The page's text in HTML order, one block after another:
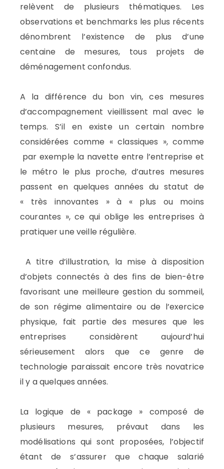
relèvent de plusieurs thématiques. Les
observations et benchmarks les plus récents
dénombrent l’existence de plus d’une
centaine de mesures, tous projets de
déménagement confondus.
A la différence du bon vin, ces mesures
d’accompagnement vieillissent mal avec le
temps. S’il en existe un certain nombre
considérées comme « classiques », comme
par exemple la navette entre l’entreprise et
le métro le plus proche, d’autres mesures
passent en quelques années du statut de
« très innovantes » à « plus ou moins
courantes », ce qui oblige les entreprises à
pratiquer une veille régulière.
A titre d’illustration, la mise à disposition
d’objets connectés à des fins de bien-être
favorisant une meilleure gestion du sommeil,
de son régime alimentaire ou de l’exercice
physique, fait partie des mesures que les
entreprises considèrent aujourd’hui
sérieusement alors que ce genre de
technologie paraissait encore très novatrice
il y a quelques années.
La logique de « package » composé de
plusieurs mesures, prévaut dans les
modélisations qui sont proposées, l’objectif
étant de s’assurer que chaque salarié